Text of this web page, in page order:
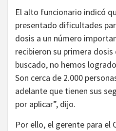
El alto funcionario indicó
presentado dificultades
dosis a un número
recibieron su primera dosis
buscado, no hemos
Son cerca de 2.000
adelante que tienen sus
por aplicar”, dijo.
Por ello, el gerente para el